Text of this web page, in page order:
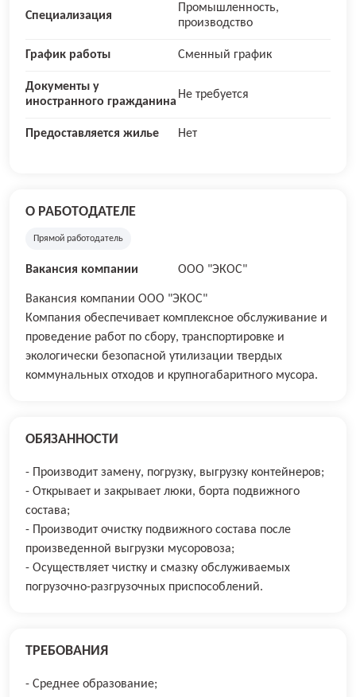
Специализация
Промышленность,
производство
График работы Сменный график
Документы у
иностранного гражданина
Не требуется
Предоставляется жилье Нет
О РАБОТОДАТЕЛЕ
Прямой работодатель
Вакансия компании ООО "ЭКОС"
Вакансия компании ООО "ЭКОС"
Компания обеспечивает комплексное обслуживание и
проведение работ по сбору, транспортировке и
экологически безопасной утилизации твердых
коммунальных отходов и крупногабаритного мусора.
ОБЯЗАННОСТИ
- Производит замену, погрузку, выгрузку контейнеров;
- Открывает и закрывает люки, борта подвижного
состава;
- Производит очистку подвижного состава после
произведенной выгрузки мусоровоза;
- Осуществляет чистку и смазку обслуживаемых
погрузочно-разгрузочных приспособлений.
ТРЕБОВАНИЯ
- Среднее образование;